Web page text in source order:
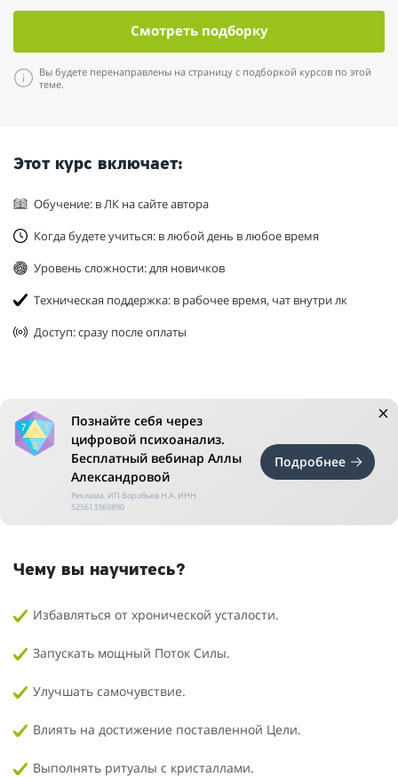
Смотреть подборку
Вы будете перенаправлены на страницу с подборкой курсов по этой
теме.
Этот курс включает:
Обучение: в ЛК на сайте автора
Когда будете учиться: в любой день в любое время
Уровень сложности: для новичков
Техническая поддержка: в рабочее время, чат внутри лк
Доступ: сразу после оплаты
Познайте себя через
цифровой психоанализ.
Бесплатный вебинар Аллы
Александровой
Реклама. ИП Воробьев Н.А. ИНН
525613369890
Подробнее
Чему вы научитесь?
Избавляться от хронической усталости.
Запускать мощный Поток Силы.
Улучшать самочувствие.
Влиять на достижение поставленной Цели.
Выполнять ритуалы с кристаллами.